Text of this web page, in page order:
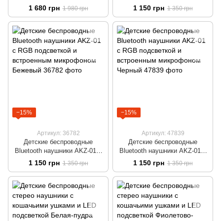
Onikuma B5 c RGB
подсветкой и встроенным
микрофоном Розовый
1 680 грн 1 980 грн
AKZ-01 с RGB-подсветкой и
встроенным микрофоном
1 150 грн 1 350 грн
−15%
Артикул: 36782
Детские беспроводные
Bluetooth наушники AKZ-01 c
RGB подсветкой и
встроенным микрофоном
Бежевый
1 150 грн 1 350 грн
−15%
Артикул: 47839
Детские беспроводные
Bluetooth наушники AKZ-01 c
RGB подсветкой и
встроенным микрофоном
Черный
1 150 грн 1 350 грн